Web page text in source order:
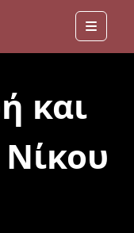
Menu
και